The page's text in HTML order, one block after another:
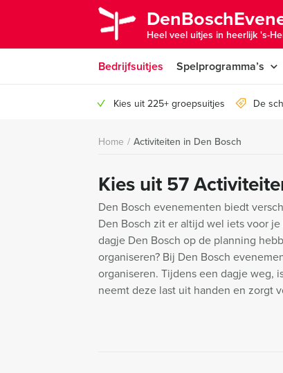
Heel veel uitjes in heerlijk 's-
Bedrijfsuitjes Spelprogramma’s
Kies uit 225+ groepsuitjes De
Home / Activiteiten in Den Bosch
Kies uit 57
Den Bosch evenementen biedt
Den Bosch zit er altijd wel iets voor
dagje Den Bosch op de planning
organiseren? Bij Den Bosch
organiseren. Tijdens een dagje weg,
neemt deze last uit handen en zorgt